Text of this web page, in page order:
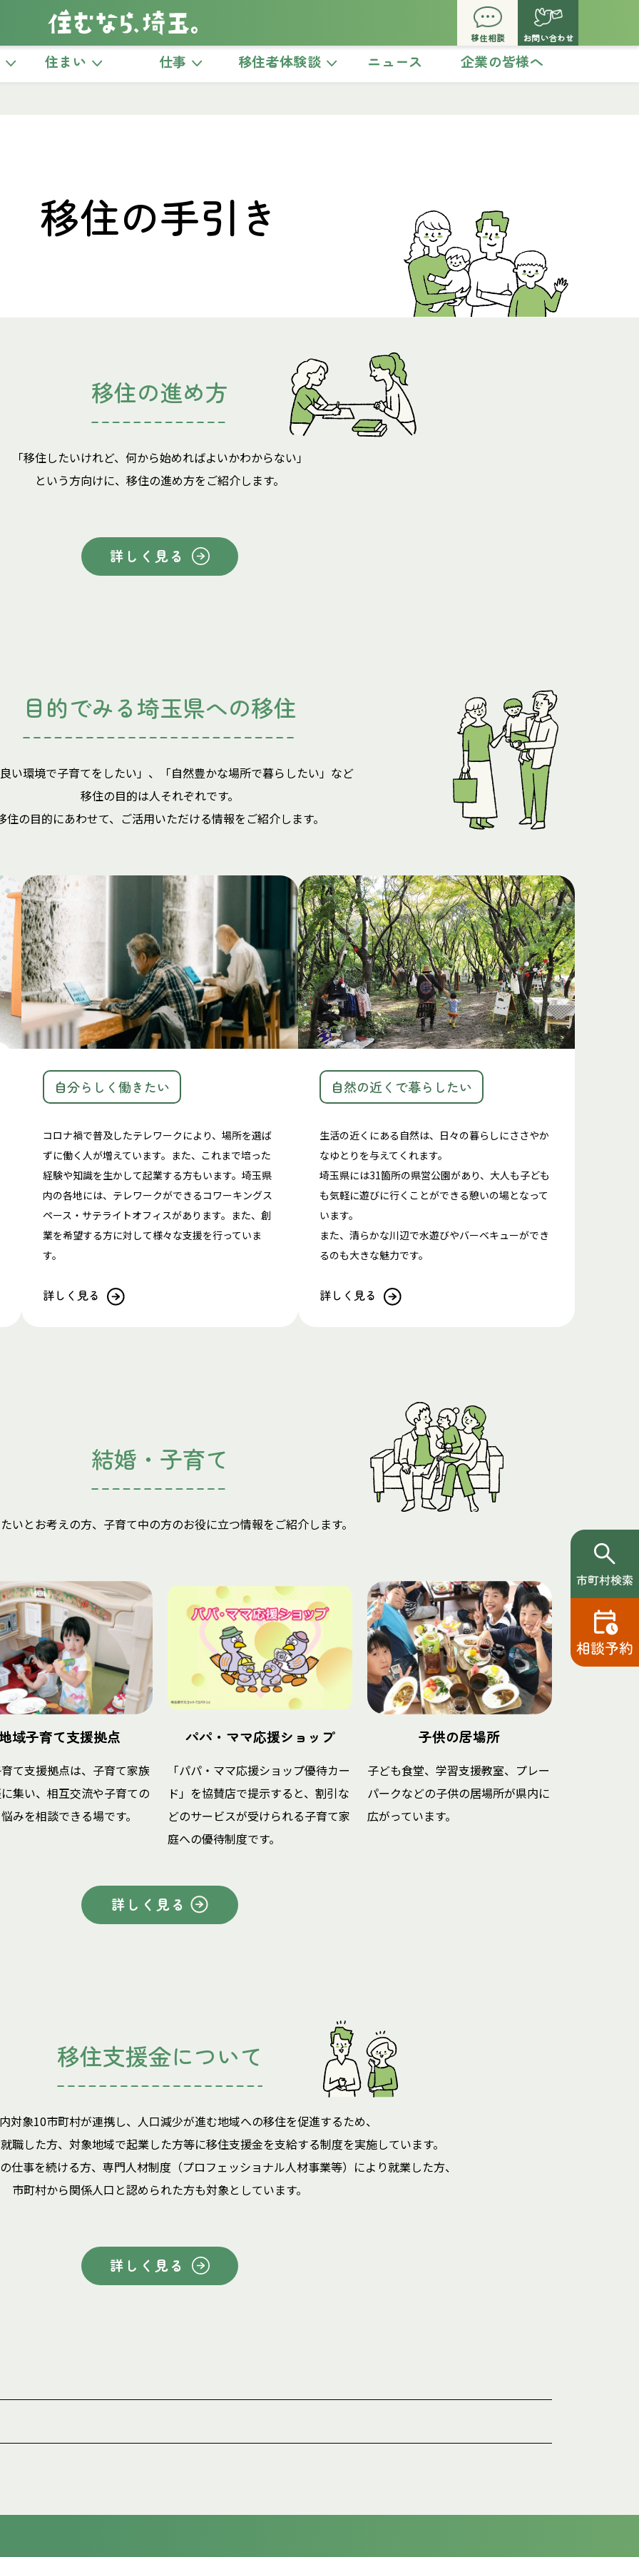
移住相談 お問い合わせ
住まい 仕事 移住者体験談 ニュース 企業の皆様へ
移住の手引き
移住の進め方
「移住したいけれど、何から始めればよいかわからない」
という方向けに、移住の進め方をご紹介します。
詳しく見る
目的でみる埼玉県への移住
い環境で子育てをしたい」、「自然豊かな場所で暮らしたい」など
移住の目的は人それぞれです。
住の目的にあわせて、ご活用いただける情報をご紹介します。
自分らしく働きたい
コロナ禍で普及したテレワークにより、場所を選ば
ずに働く人が増えています。また、これまで培った
経験や知識を生かして起業する方もいます。埼玉県
内の各地には、テレワークができるコワーキングス
ペース・サテライトオフィスがあります。また、創
業を希望する方に対して様々な支援を行っていま
す。
詳しく見る
自然の近くで暮らしたい
生活の近くにある自然は、日々の暮らしにささやか
なゆとりを与えてくれます。
埼玉県には31箇所の県営公園があり、大人も子ども
も気軽に遊びに行くことができる憩いの場となって
います。
また、清らかな川辺で水遊びやバーベキューができ
るのも大きな魅力です。
詳しく見る
結婚・子育て
いとお考えの方、子育て中の方のお役に立つ情報をご紹介します。
域子育て支援拠点
て支援拠点は、子育て家族
集い、相互交流や子育ての
みを相談できる場です。
パパ・ママ応援ショップ
「パパ・ママ応援ショップ優待カー
ド」を協賛店で提示すると、割引な
どのサービスが受けられる子育て家
庭への優待制度です。
子供の居場所
子ども食堂、学習支援教室、プレー
パークなどの子供の居場所が県内に
広がっています。
詳しく見る
移住支援金について
対象10市町村が連携し、人口減少が進む地域への移住を促進するため、
職した方、対象地域で起業した方等に移住支援金を支給する制度を実施しています。
仕事を続ける方、専門人材制度（プロフェッショナル人材事業等）により就業した方、
市町村から関係人口と認められた方も対象としています。
詳しく見る